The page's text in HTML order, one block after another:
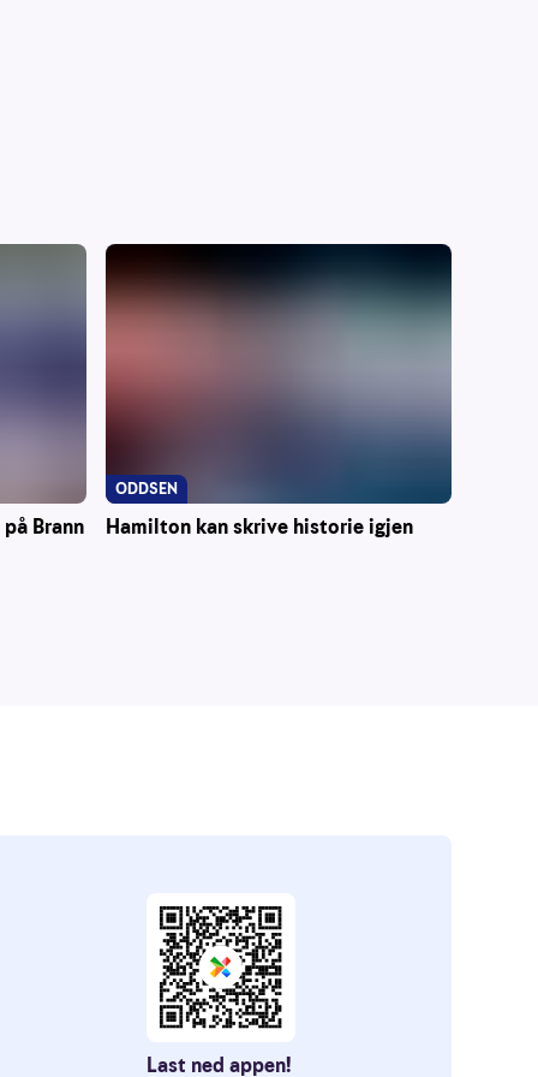
Brann
Hamilton kan skrive historie igjen
ODDSEN
Last ned appen!